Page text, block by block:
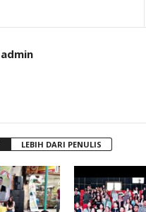
admin
LEBIH DARI PENULIS